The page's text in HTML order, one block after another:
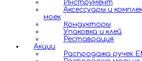
Инструмент
Аксессуары и
моек
Кондукторы
Упаковка и клей
Реставрация
Акции
Распродажа ручек